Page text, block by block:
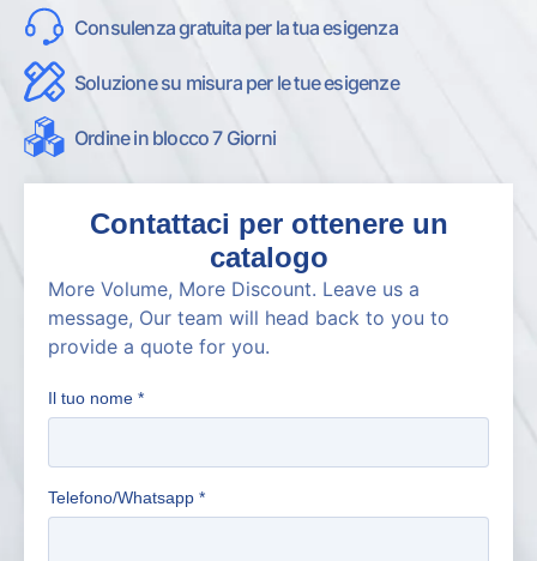
Consulenza gratuita per la tua esigenza
Soluzione su misura per le tue esigenze
Ordine in blocco 7 Giorni
Contattaci per ottenere un
catalogo
More Volume, More Discount. Leave us a
message, Our team will head back to you to
provide a quote for you.
Il tuo nome *
Telefono/Whatsapp *